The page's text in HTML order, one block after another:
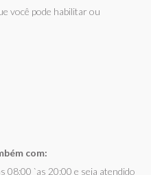
você pode habilitar ou
com:
08:00 `as 20:00 e seja atendido